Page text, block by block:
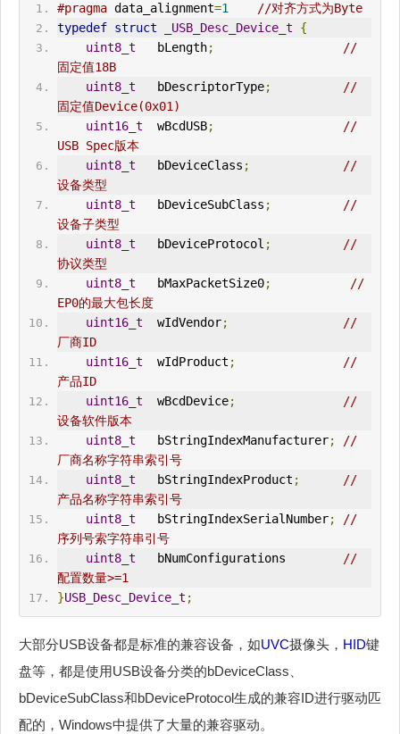
#pragma data_alignment=1
//对齐方式为Byte
typedef struct _USB_Desc_Device_t
{
uint8_t
   bLength
;
//
固定值18B
uint8_t
   bDescriptorType
;
//
固定值Device(0x01)
uint16_t
  wBcdUSB
;
//
USB Spec版本
uint8_t
   bDeviceClass
;
//
设备类型
uint8_t
   bDeviceSubClass
;
//
设备子类型
uint8_t
   bDeviceProtocol
;
//
协议类型
uint8_t
   bMaxPacketSize0
;
//
EP0的最大包长度
uint16_t
  wIdVendor
;
//
厂商ID
uint16_t
  wIdProduct
;
//
产品ID
uint16_t
  wBcdDevice
;
//
设备软件版本
uint8_t
   bStringIndexManufacturer
;
//
厂商名称字符串索引号
uint8_t
   bStringIndexProduct
;
//
产品名称字符串索引号
uint8_t
   bStringIndexSerialNumber
;
//
序列号索字符串引号
uint8_t
   bNumConfigurations
//
配置数量>=1
}USB_Desc_Device_t ;
大部分USB设备都是标准的兼容设备，如UVC摄像头， HID键
盘等，都是使用USB设备分类的bDeviceClass、
bDeviceSubClass和bDeviceProtocol生成的兼容ID进行驱动匹
配的，Windows中提供了大量的兼容驱动。